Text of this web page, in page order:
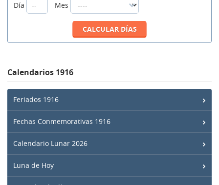
Día
Mes
Calendarios 1916
Feriados 1916
Fechas Conmemorativas 1916
Calendario Lunar 2026
Luna de Hoy